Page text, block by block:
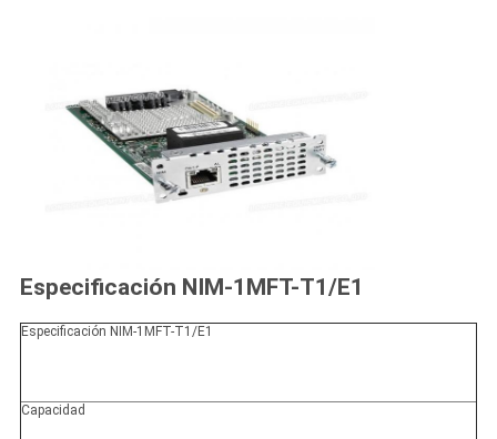
Especificación NIM-1MFT-T1/E1
Especificación NIM-1MFT-T1/E1
Capacidad